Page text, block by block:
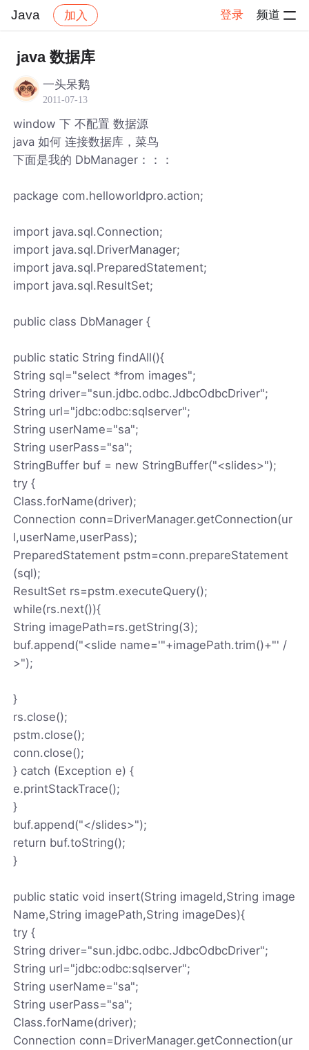
Java 加入 登录 频道
社区 Java
java 数据库
一头呆鹅
2011-07-13
window 下 不配置 数据源
java 如何 连接数据库，菜鸟
下面是我的 DbManager：：：
package com.helloworldpro.action;
import java.sql.Connection;
import java.sql.DriverManager;
import java.sql.PreparedStatement;
import java.sql.ResultSet;
public class DbManager {
public static String findAll(){
String sql="select *from images";
String driver="sun.jdbc.odbc.JdbcOdbcDriver";
String url="jdbc:odbc:sqlserver";
String userName="sa";
String userPass="sa";
StringBuffer buf = new StringBuffer("<slides>");
try {
Class.forName(driver);
Connection conn=DriverManager.getConnection(ur
l,userName,userPass);
PreparedStatement pstm=conn.prepareStatement
(sql);
ResultSet rs=pstm.executeQuery();
while(rs.next()){
String imagePath=rs.getString(3);
buf.append("<slide name='"+imagePath.trim()+"' /
>");
}
rs.close();
pstm.close();
conn.close();
} catch (Exception e) {
e.printStackTrace();
}
buf.append("</slides>");
return buf.toString();
}
public static void insert(String imageId,String image
Name,String imagePath,String imageDes){
try {
String driver="sun.jdbc.odbc.JdbcOdbcDriver";
String url="jdbc:odbc:sqlserver";
String userName="sa";
String userPass="sa";
Class.forName(driver);
Connection conn=DriverManager.getConnection(ur